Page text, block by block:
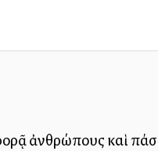
ἀνθρώπους καὶ